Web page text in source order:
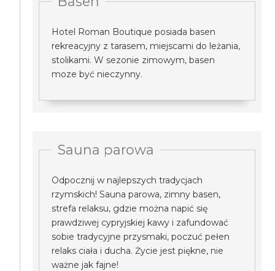
Hotel Roman Boutique posiada basen
rekreacyjny z tarasem, miejscami do leżania,
stolikami. W sezonie zimowym, basen
moze być nieczynny.
Sauna parowa
Odpocznij w najlepszych tradycjach
rzymskich! Sauna parowa, zimny basen,
strefa relaksu, gdzie można napić się
prawdziwej cypryjskiej kawy i zafundować
sobie tradycyjne przysmaki, poczuć pełen
relaks ciała i ducha. Życie jest piękne, nie
ważne jak fajne!